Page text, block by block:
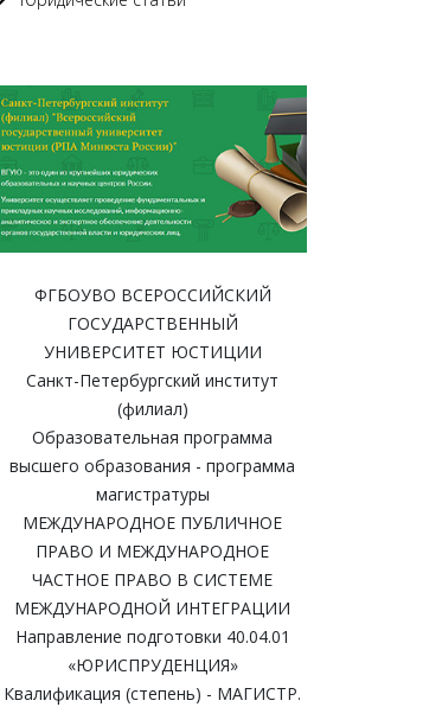
ФГБОУВО ВСЕРОССИЙСКИЙ
ГОСУДАРСТВЕННЫЙ
УНИВЕРСИТЕТ ЮСТИЦИИ
Санкт-Петербургский институт
(филиал)
Образовательная программа
высшего образования - программа
магистратуры
МЕЖДУНАРОДНОЕ ПУБЛИЧНОЕ
ПРАВО И МЕЖДУНАРОДНОЕ
ЧАСТНОЕ ПРАВО В СИСТЕМЕ
МЕЖДУНАРОДНОЙ ИНТЕГРАЦИИ
Направление подготовки 40.04.01
«ЮРИСПРУДЕНЦИЯ»
Квалификация (степень) - МАГИСТР.